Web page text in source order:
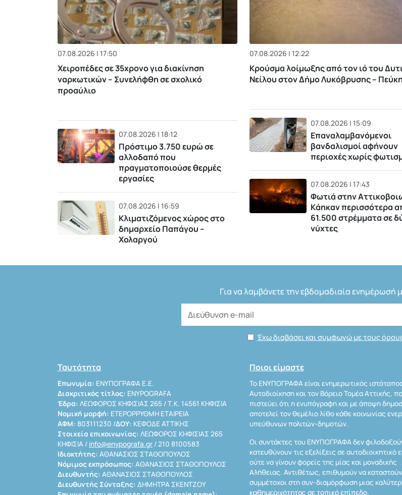
07.08.2026 | 17:50
Χειροπέδες σε 35χρονο για διακίνηση
ναρκωτικών – Συνελήφθη σε σχολικό
προαύλιο
07.08.2026 | 18:12
Πρόστιμο 3.750 ευρώ σε
αλλοδαπό που
πραγματοποιούσε θερμές
εργασίες
07.08.2026 | 16:59
Κλιματιζόμενος χώρος στο
δημαρχείο Παπάγου –
Χολαργού
07.08.2026 | 12:22
Κρούσμα λοίμωξης από τον ιό του
Νείλου στον Δήμο Λυκόβρυσης –
07.08.2026 | 15:09
Επαναλαμβανόμενοι
βανδαλισμοί αφήνουν
περιοχές χωρίς
07.08.2026 | 17:43
Φωτιά στην
Kάηκαν περισσότερα
61.500 στρέμματα σε
νύχτες
Για να λαμβάνετε την εβδομαδιαία ενημέρωσή
Έχω διαβάσει και συμφωνώ με τους
Ταυτότητα
Επωνυμία: ΕΝΥΠΟΓΡΑΦΑ Ε.Ε.
Διακριτικός τίτλος: ENYPOGRAFA
Έδρα: ΛΕΩΦΟΡΟΣ ΚΗΦΙΣΙΑΣ 265 / Τ.Κ. 14561 ΚΗΦΙΣΙΑ
Νομική μορφή: ΕΤΕΡΟΡΡΥΘΜΗ ΕΤΑΙΡΕΙΑ
ΑΦΜ: 803111230 /ΔΟΥ: ΚΕΦΟΔΕ ΑΤΤΙΚΗΣ
Στοιχεία επικοινωνίας: ΛΕΩΦΟΡΟΣ ΚΗΦΙΣΙΑΣ 265
ΚΗΦΙΣΙΑ / info@enypografa.gr / 210 8100583
Ιδιοκτήτης: ΑΘΑΝΑΣΙΟΣ ΣΤΑΘΟΠΟΥΛΟΣ
Νόμιμος εκπρόσωπος: ΑΘΑΝΑΣΙΟΣ ΣΤΑΘΟΠΟΥΛΟΣ
Διευθυντής: ΑΘΑΝΑΣΙΟΣ ΣΤΑΘΟΠΟΥΛΟΣ
Διευθυντής Σύνταξης: ΔΗΜΗΤΡΑ ΣΚΕΝΤΖΟΥ
Ποιοι είμαστε
Το ΕΝΥΠΟΓΡΑΦΑ είναι ενημερωτικός
Αυτοδιοίκηση και τον Βόρειο Τομέα Αττικής,
πιστεύει ότι η ενυπόγραφη και με άποψη
αποτελεί τον θεμέλιο λίθο κάθε κοινωνίας
υπεύθυνων πολιτών-δημοτών.
Οι συντάκτες του ΕΝΥΠΟΓΡΑΦΑ δεν
κατευθύνουν τις εξελίξεις σε αυτοδιοικητικό
ούτε να γίνουν φορείς της μίας και μοναδικής
Αλήθειας. Αντιθέτως, επιθυμούν να καταστούν
συμμέτοχοι στη συν-διαμόρφωση μιας
καθημερινότητας σε τοπικό επίπεδο.